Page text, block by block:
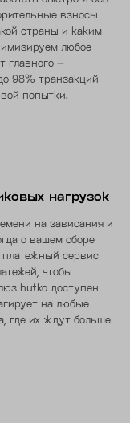
взносы
страны и каким
любое
главного –
98% транзакций
попытки.
нагрузок
на зависания и
о вашем сборе
сервис
чтобы
hutko доступен
на любые
где их ждут больше